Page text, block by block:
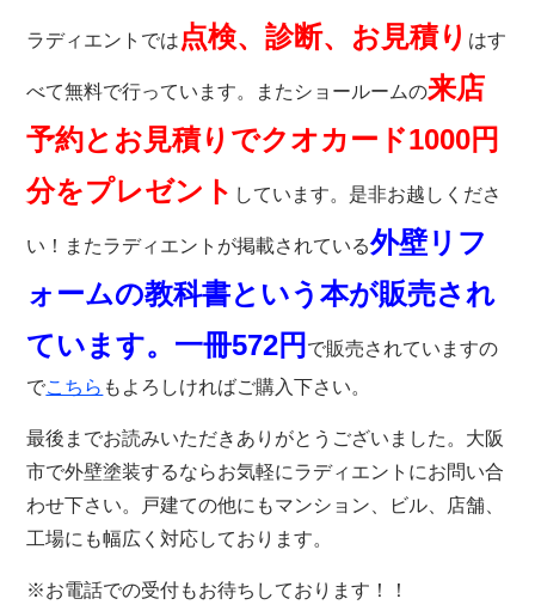
ラディエント では 点検、診断、お見積り はす
べて無料で行っています。またショールームの来店
予約とお見積りでクオカード1000円
分をプレゼント しています。是非お越しくださ
い！またラディ エントが掲載されている外壁リフ
ォームの教科書という本が販売され
ています。一冊572円 で販売されていますの
でこちら もよろしければご購入下さい。
最後までお読みいただきありがとうございました。大阪
市で外壁塗装するならお気軽にラディエントにお問い合
わせ下さい。戸建ての他にもマンション、ビル、店舗、
工場にも幅広く対応しております。
※お電話での受付もお待ちしております！！